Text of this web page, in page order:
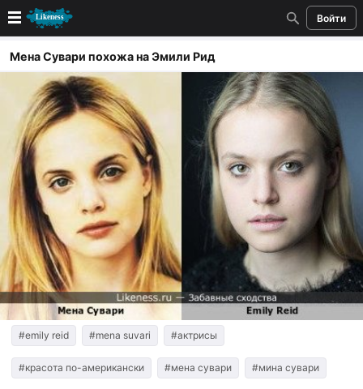
Войти
Новые
Лучшие
Голосование
Кандидаты
Случайное сходство 👍
Создать сходство
Для публикации необходима авторизация
Поиск
Мена Сувари похожа на Эмили Рид
#emily reid #mena suvari #актрисы
#красота по-американски #мена сувари #мина сувари